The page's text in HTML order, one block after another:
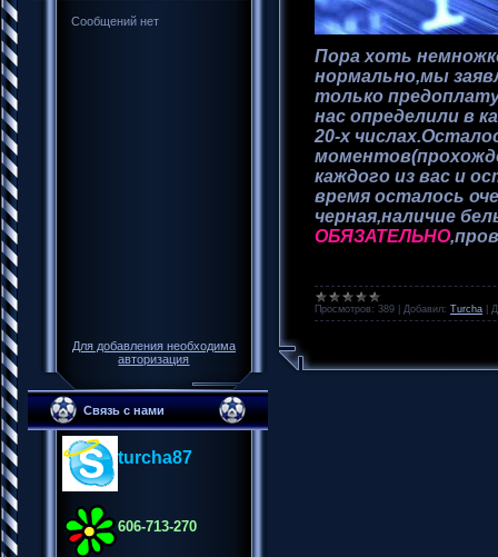
Для добавления необходима
авторизация
Связь с нами
turcha87
606-713-270
Пора хоть
нормально,мы
только
нас определили в
20-х
каждого из вас и
время осталось
черная,наличие
ОБЯЗАТЕЛЬНО
Просмотров: 389 Добавил: Turcha